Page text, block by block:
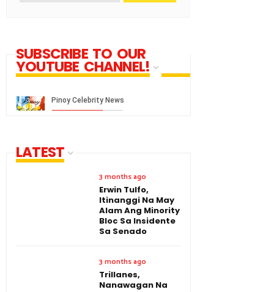
SUBSCRIBE TO OUR
YOUTUBE CHANNEL!
LATEST
3 months ago
Erwin Tulfo,
Itinanggi Na May
Alam Ang Minority
Bloc Sa Insidente
Sa Senado
3 months ago
Trillanes,
Nanawagan Na